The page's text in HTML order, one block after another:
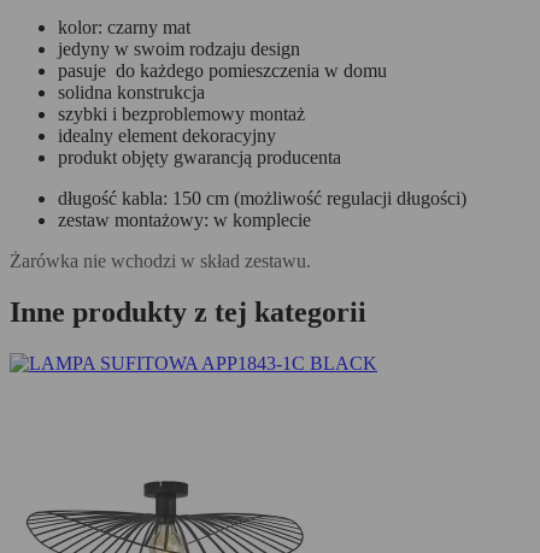
kolor: czarny mat
jedyny w swoim rodzaju design
pasuje do każdego pomieszczenia w domu
solidna konstrukcja
szybki i bezproblemowy montaż
idealny element dekoracyjny
produkt objęty gwarancją producenta
długość kabla: 150 cm (możliwość regulacji długości)
zestaw montażowy: w komplecie
Żarówka nie wchodzi w skład zestawu.
Inne produkty z tej kategorii